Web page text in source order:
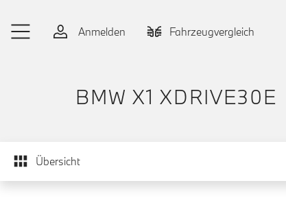
Anmelden
Fahrzeugvergleich
BMW X1 XDRIVE30E
Übersicht